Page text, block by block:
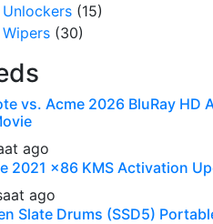
Unlockers (15)
Wipers (30)
vs. Acme 2026 BluRay HD
ago
2021 x86 KMS Activation
ago
Slate Drums (SSD5)